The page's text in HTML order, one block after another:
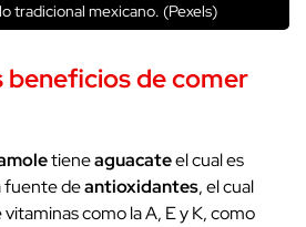
tradicional mexicano. (Pexels)
beneficios de comer
tieneaguacateel cual es
fuente deantioxidantes, el cual
como la A, E y K, como